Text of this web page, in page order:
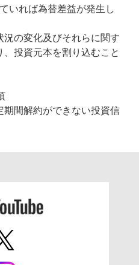
いれば為替差益が発生し
の変化及びそれらに関す
投資元本を割り込むこと
間解約ができない投資信